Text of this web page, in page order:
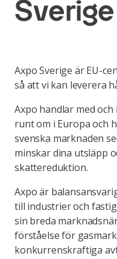
Sverige
Axpo Sverige är EU-
så att vi kan leverera
Axpo handlar med
runt om i Europa och
svenska marknaden
minskar dina utsläpp
skattereduktion.
Axpo är
till industrier och
sin breda
förståelse för
konkurrenskraftiga